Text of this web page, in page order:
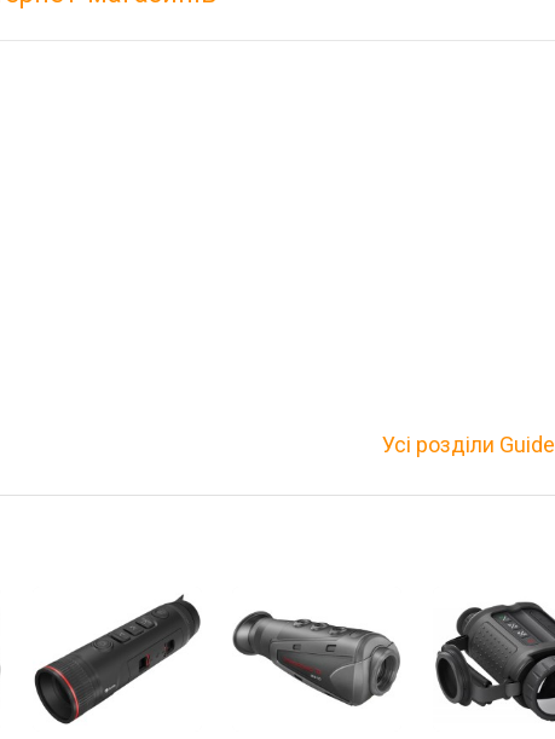
Усі розділи Guide